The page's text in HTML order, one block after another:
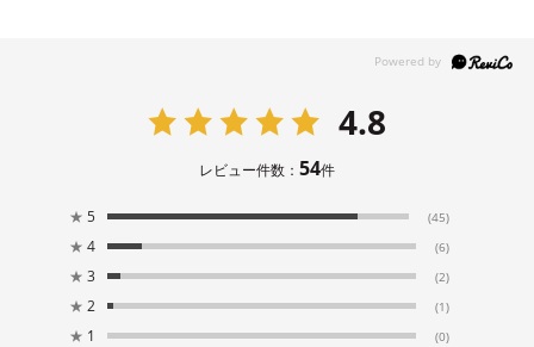
4.8
レビュー件数： 54件
★ 5 (45)
★ 4 (6)
★ 3 (2)
★ 2 (1)
★ 1 (0)